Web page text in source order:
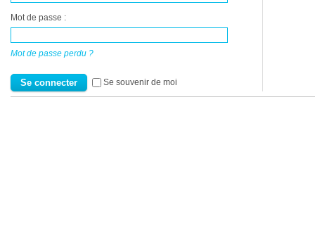
Mot de passe :
Mot de passe perdu ?
Se souvenir de moi